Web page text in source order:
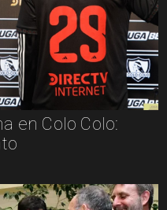
en Colo Colo: